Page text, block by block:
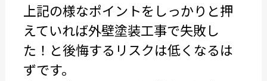
上記の様なポイントをしっかりと押
えていれば外壁塗装工事で失敗し
た！と後悔するリスクは低くなるは
ずです。